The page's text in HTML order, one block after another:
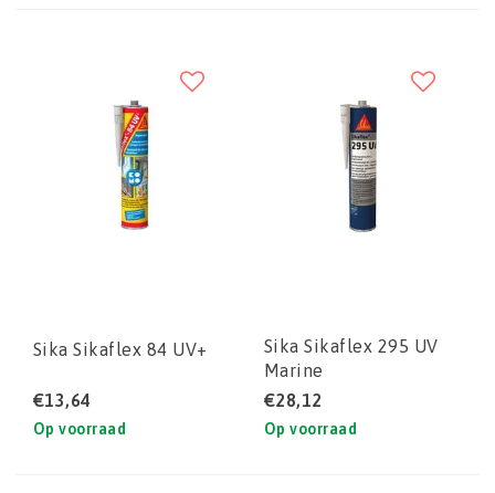
Sika Sikaflex 84 UV+
€13,64
Op voorraad
Sika Sikaflex 295 UV
Marine
€28,12
Op voorraad